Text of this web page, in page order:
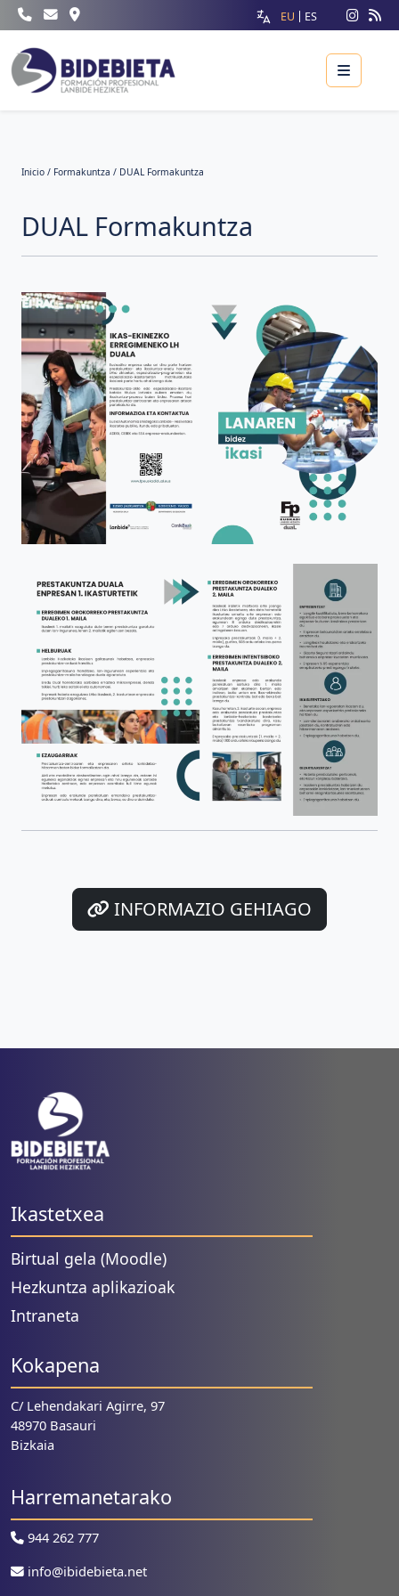
EU ES
Menu
Inicio / Formakuntza / DUAL Formakuntza
DUAL Formakuntza
INFORMAZIO GEHIAGO
Ikastetxea
Birtual gela (Moodle)
Hezkuntza aplikazioak
Intraneta
Kokapena
C/ Lehendakari Agirre, 97
48970 Basauri
Bizkaia
Harremanetarako
944 262 777
info@ibidebieta.net